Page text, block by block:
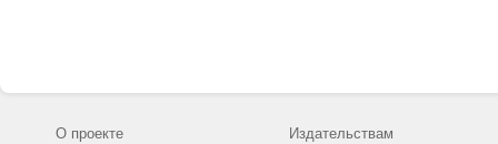
О проекте
Издательствам